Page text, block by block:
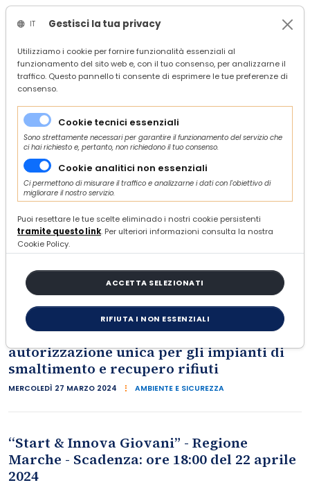
/ Confindustria Ascoli Piceno
/ search
/
24 ARTICOLI
ORDINA E FILTRA
Il futuro è già qui. Pionieri del
VENERDÌ 29 MARZO 2024 APPUNTAMENTI
Linee guida regionali per la richiesta di
autorizzazione unica per gli impianti di
smaltimento e recupero rifiuti
MERCOLEDÌ 27 MARZO 2024 AMBIENTE E SICUREZZA
“Start & Innova Giovani” - Regione
Marche - Scadenza: ore 18:00 del 22 aprile
2024
IT Gestisci la tua privacy
Utilizziamo i cookie per fornire funzionalità essenziali al
funzionamento del sito web e, con il tuo consenso, per analizzarne il
traffico. Questo pannello ti consente di esprimere le tue preferenze di
consenso.
Cookie tecnici essenziali
Sono strettamente necessari per garantire il funzionamento del servizio che
ci hai richiesto e, pertanto, non richiedono il tuo consenso.
Cookie analitici non essenziali
Ci permettono di misurare il traffico e analizzarne i dati con l'obiettivo di
migliorare il nostro servizio.
Puoi resettare le tue scelte eliminado i nostri cookie persistenti
tramite questo link. Per ulteriori informazioni consulta la nostra
Cookie Policy.
ACCETTA SELEZIONATI
RIFIUTA I NON ESSENZIALI